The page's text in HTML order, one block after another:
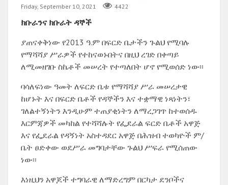
Friday, September 10, 2021 4422
ክቡራንና ክቡራት ዳኞች
ያጠናቀቅነው የ2013 ዓ.ም በፍርድ ቤታችን ጉልህ የሚባሉ
የማሻሻያ ሥራዎች የተከናወኑበትና በዚህ ረገድ በቀጣይ
ለሚመዘገቡ ስኬቶች መሠረት የተጣለበት ሆኖ የሚወሰድ ነው፡፡
ባሳለፍነው ዓመት ለፍርድ ቤቱ የማሻሻያ ሥራ መሠረታዊ
ከሆኑት እና በፍርድ ቤቶች የዳኞችን እና ተቋማዊ ነጻነትን፣
ገለልተኝነትን እንዲሁም ተጠያቂነትን ለማረጋገጥ ከተወሰዱ
እርምጃዎች መካከል የተሻሻሉት የፌደራል ፍርድ ቤቶች አዋጅ
እና የፌደራል የዳኝነት አስተዳደር አዋጅ በሕዝብ ተወካዮች ም/
ቤት ፀድቀው ወደሥራ መግባታቸው ጉልህ ሥፍራ የሚሰጠው
ነው፡፡
እነዚህን አዋጆች ተግባራዊ ለማድረግም በርካታ ደንቦችና